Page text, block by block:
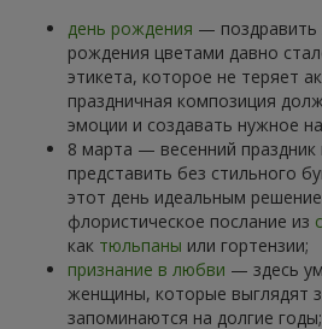
день рождения —
рождения цветами давно
этикета, которое не теряет
праздничная композиция
эмоции и создавать нужное
8 марта — весенний
представить без стильного
этот день идеальным
флористическое послание из
как тюльпаны или гортензии;
признание в любви — здесь
женщины, которые выглядят
запоминаются на долгие годы;